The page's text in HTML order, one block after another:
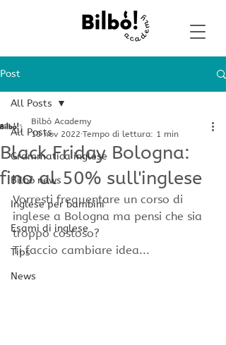
Post
All Posts
Grammatica inglese
Bilbò news
Inglese per bambini
Esami di inglese
Tips
News
All Posts
Black Friday Bologna:
fino al 50% sull'inglese
Bilbò Academy
18 nov 2022 Tempo di lettura: 1 min
Vorresti frequentare un corso di
inglese a Bologna ma pensi che sia
troppo costoso?
Ti faccio cambiare idea...